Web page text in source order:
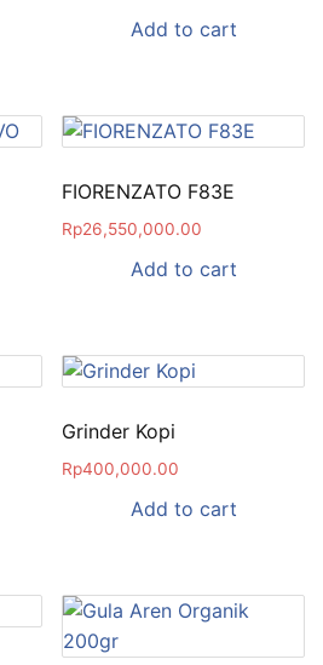
Add to cart
FIORENZATO F83E
Rp26,550,000.00
Add to cart
Grinder Kopi
Rp400,000.00
Add to cart